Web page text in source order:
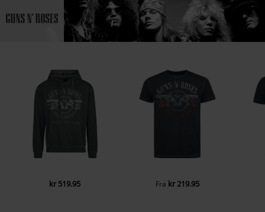
kr 519.95 Fra kr 219.95